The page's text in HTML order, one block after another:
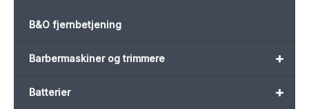
B&O fjernbetjening
+
Barbermaskiner og trimmere
+
Batterier